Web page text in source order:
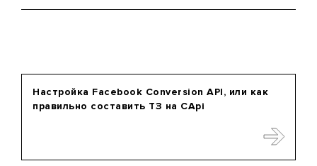
Настройка Facebook Conversion API, или как
правильно составить ТЗ на CApi